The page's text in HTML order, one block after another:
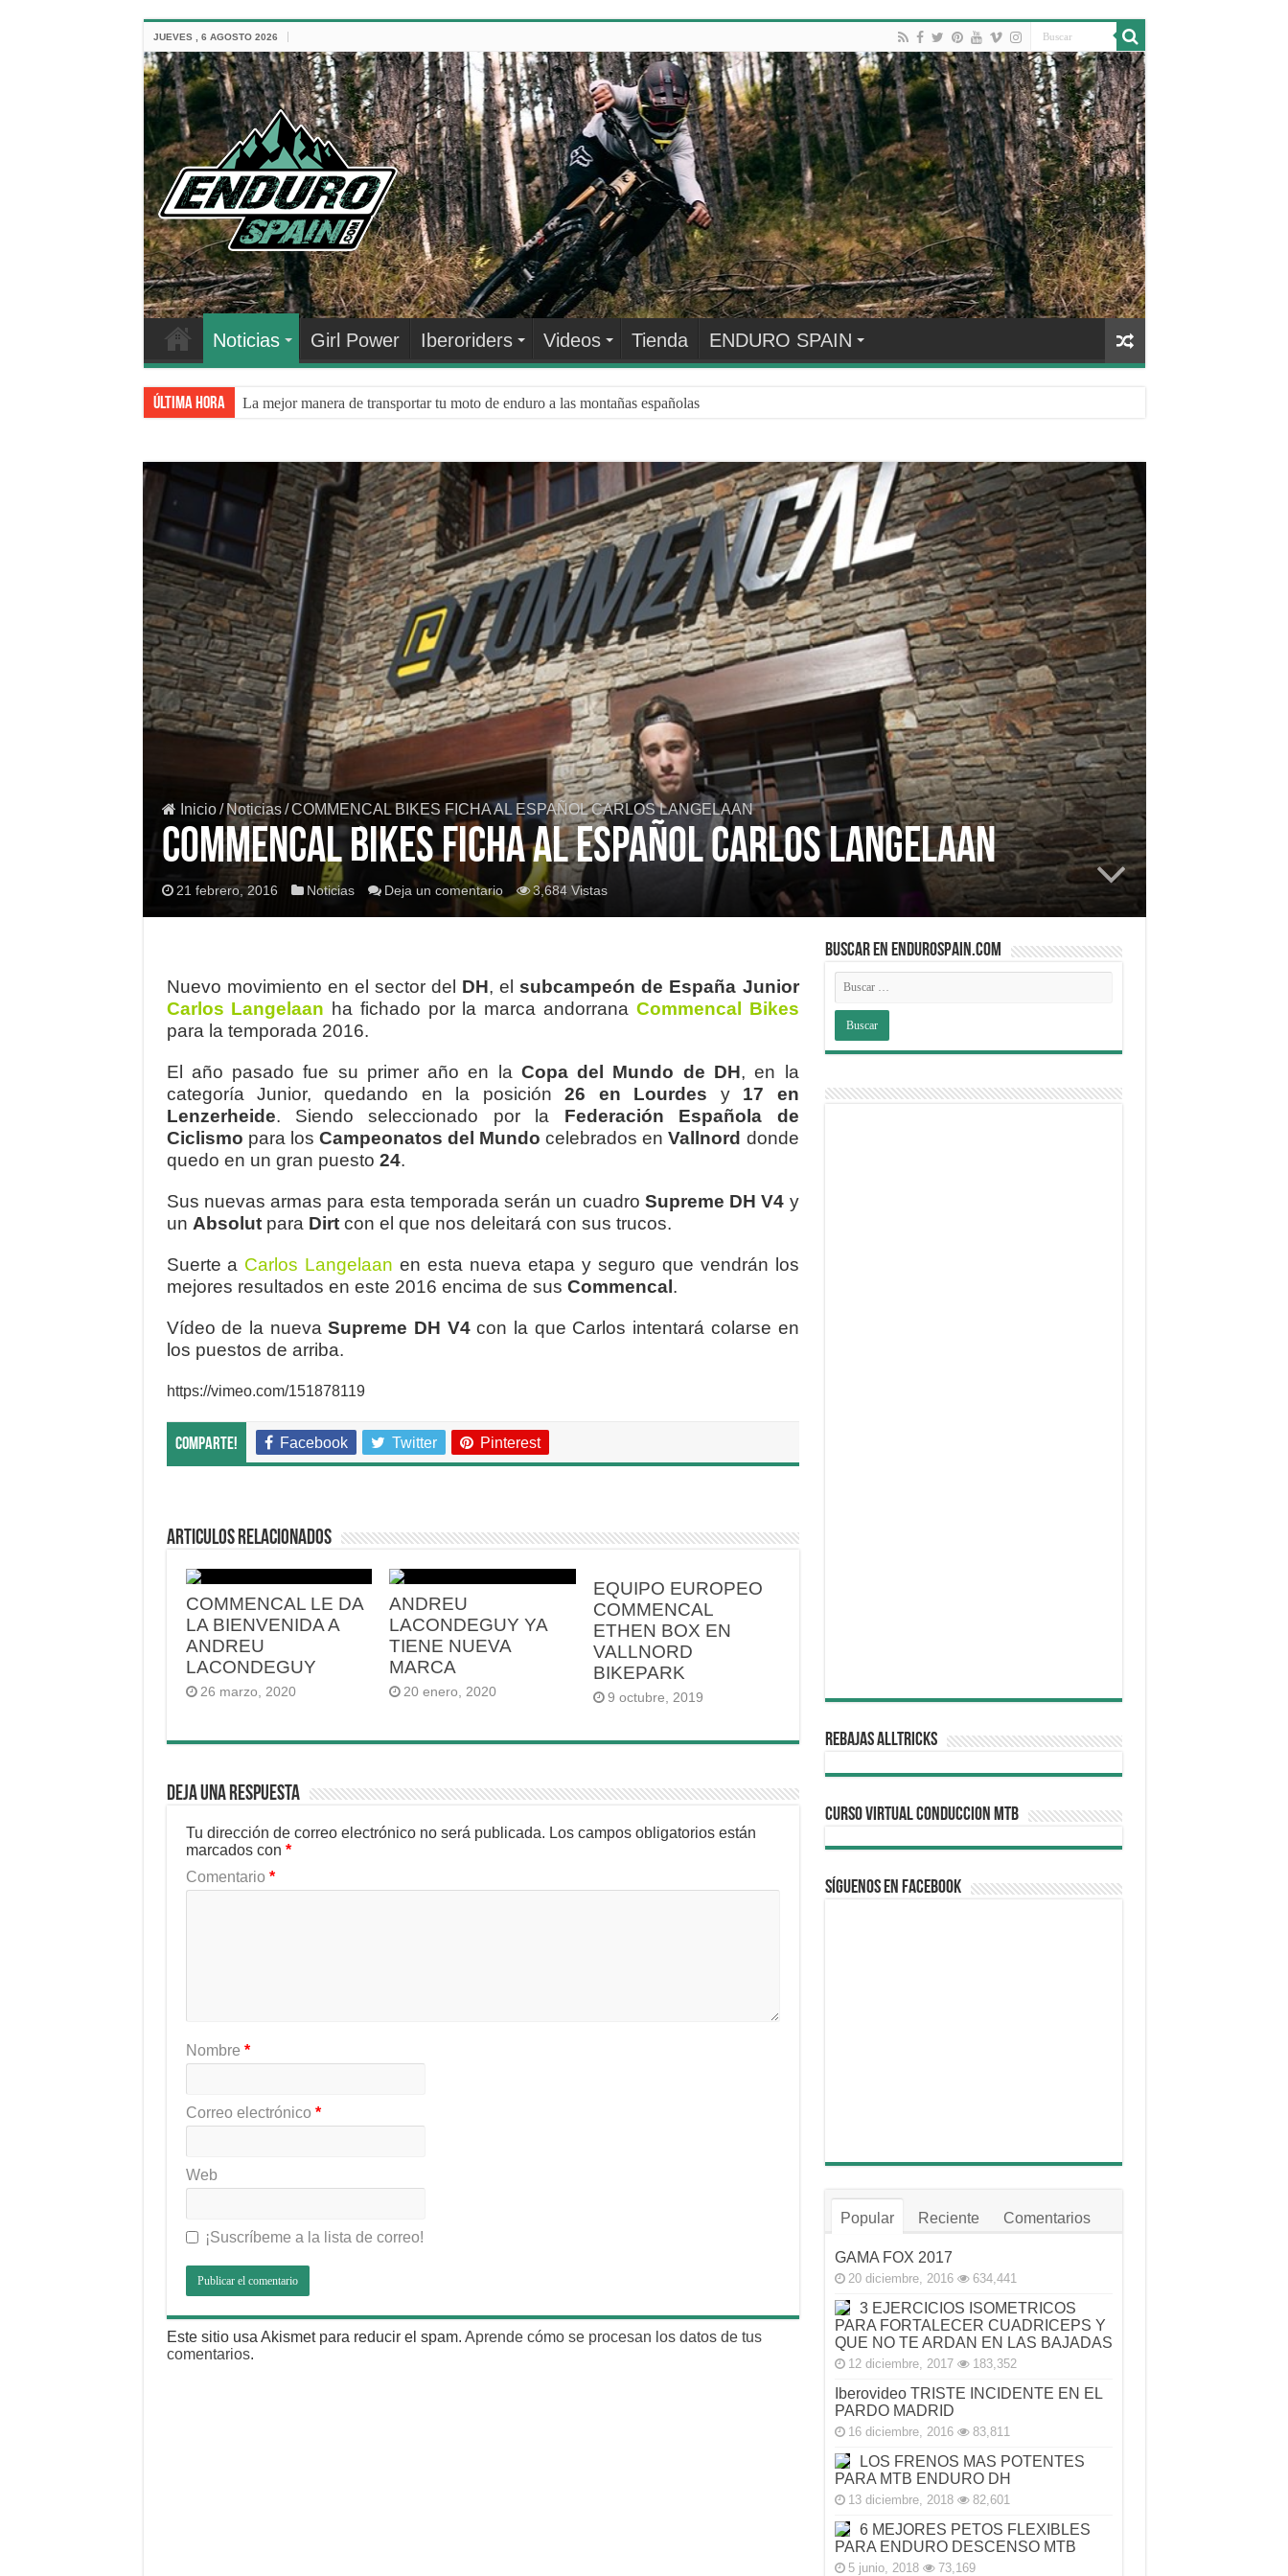
JUEVES , 6 AGOSTO 2026
Noticias Girl Power Iberoriders Videos Tienda ENDURO SPAIN
Última hora La mejor manera de transportar tu moto de enduro a las montañas españolas
Inicio / Noticias / COMMENCAL BIKES FICHA AL ESPAÑOL CARLOS LANGELAAN
COMMENCAL BIKES FICHA AL ESPAÑOL CARLOS LANGELAAN
21 febrero, 2016 Noticias Deja un comentario 3,684 Vistas
Nuevo movimiento en el sector del DH, elsubcampeón de España Junior
Carlos Langelaan ha fichado por la marca andorrana Commencal Bikes
para la temporada 2016.
El año pasado fue su primer año en la Copa del Mundo de DH, en la
categoría Junior, quedando en la posición26 en Lourdes y 17 en
Lenzerheide. Siendo seleccionado por la Federación Española de
Ciclismo para los Campeonatos del Mundo celebrados enVallnord donde
quedo en un gran puesto 24.
Sus nuevas armas para esta temporada serán un cuadro Supreme DH V4 y
un Absolutpara Dirtcon el que nos deleitará con sus trucos.
Suerte a Carlos Langelaan en esta nueva etapa y seguro que vendrán los
mejores resultados en este 2016 encima de sus Commencal.
Vídeo de la nuevaSupreme DH V4con la que Carlos intentará colarse en
los puestos de arriba.
https://vimeo.com/151878119
Comparte! Facebook Twitter Pinterest
Articulos relacionados
COMMENCAL LE DA
LA BIENVENIDA A
ANDREU
LACONDEGUY
26 marzo, 2020
ANDREU
LACONDEGUY YA
TIENE NUEVA
MARCA
20 enero, 2020
EQUIPO EUROPEO
COMMENCAL
ETHEN BOX EN
VALLNORD
BIKEPARK
9 octubre, 2019
Deja una respuesta
Tu dirección de correo electrónico no será publicada. Los campos obligatorios están
marcados con *
Comentario *
Nombre *
Correo electrónico *
Web
¡Suscríbeme a la lista de correo!
Este sitio usa Akismet para reducir el spam. Aprende cómo se procesan los datos de tus
comentarios.
BUSCAR EN ENDUROSPAIN.COM
REBAJAS ALLTRICKS
CURSO VIRTUAL CONDUCCION MTB
Síguenos en Facebook
Popular Reciente Comentarios
GAMA FOX 2017
20 diciembre, 2016 634,441
3 EJERCICIOS ISOMETRICOS
PARA FORTALECER CUADRICEPS Y
QUE NO TE ARDAN EN LAS BAJADAS
12 diciembre, 2017 183,352
Iberovideo TRISTE INCIDENTE EN EL
PARDO MADRID
16 diciembre, 2016 83,811
LOS FRENOS MAS POTENTES
PARA MTB ENDURO DH
13 diciembre, 2018 82,601
6 MEJORES PETOS FLEXIBLES
PARA ENDURO DESCENSO MTB
5 junio, 2018 73,169